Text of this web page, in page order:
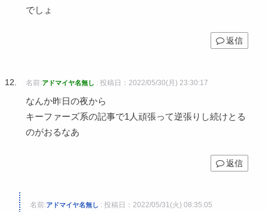
でしょ
返信
名前:アドマイヤ名無し : 投稿日：2022/05/30(月) 23:30:17
なんか昨日の夜から
キーファーズ系の記事で1人頑張って逆張りし続けとる
のがおるなあ
返信
名前:アドマイヤ名無し : 投稿日：2022/05/31(火) 08:35:05